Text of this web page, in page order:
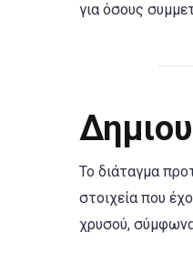
για όσους
Το διάταγμα
στοιχεία που
χρυσού,